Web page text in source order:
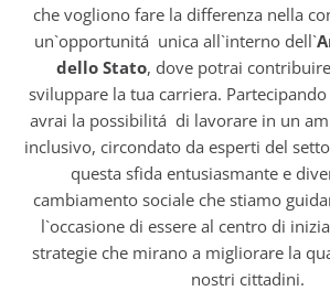
che vogliono fare la differenza nella
un`opportunitá unica all`interno dell`
dello Stato, dove potrai
sviluppare la tua carriera.
avrai la possibilitá di lavorare in un
inclusivo, circondato da esperti del
questa sfida entusiasmante e
cambiamento sociale che stiamo
l`occasione di essere al centro di
strategie che mirano a migliorare la
nostri cittadini.